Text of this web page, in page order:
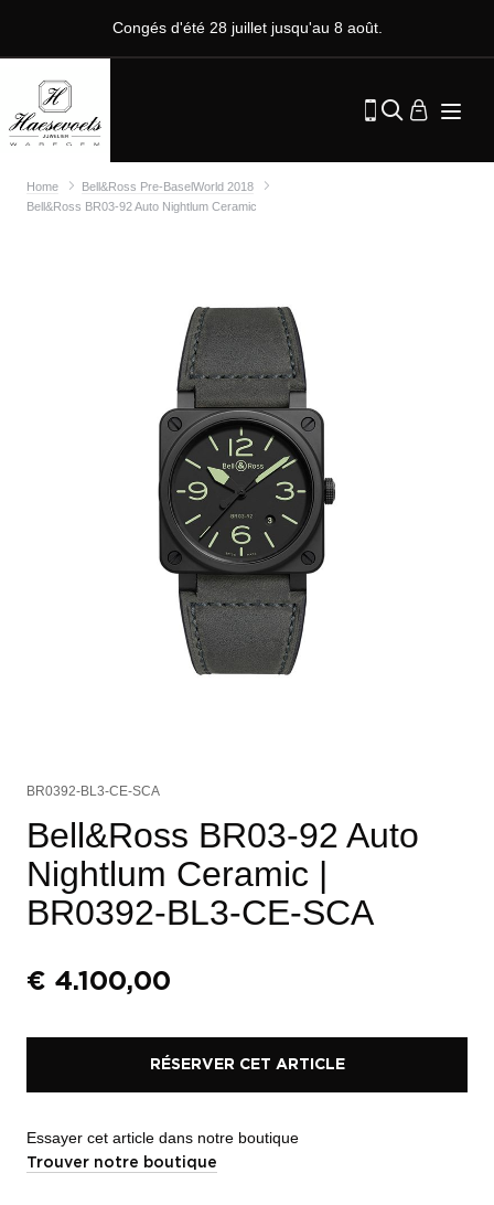
Congés d'été 28 juillet jusqu'au 8 août.
Home
Bell&Ross Pre-BaselWorld 2018
Bell&Ross BR03-92 Auto Nightlum Ceramic
BR0392-BL3-CE-SCA
Bell&Ross BR03-92 Auto
Nightlum Ceramic |
BR0392-BL3-CE-SCA
€ 4.100,00
RÉSERVER CET ARTICLE
Essayer cet article dans notre boutique
Trouver notre boutique